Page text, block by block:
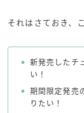
角ハイボール
GREEN1/2
アサヒ
それはさておき、
新発売したチ
い！
期間限定発売
りたい！